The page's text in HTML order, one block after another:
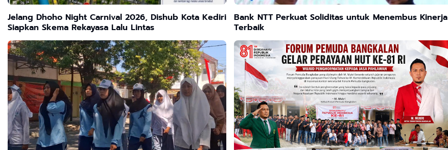
Jelang Dhoho Night Carnival 2026, Dishub Kota Kediri
Siapkan Skema Rekayasa Lalu Lintas
Bank NTT Perkuat Soliditas untuk Menembus Kinerja
Terbaik